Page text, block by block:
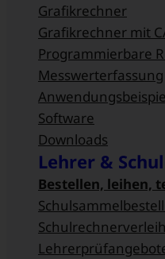
Grafikrechner
Grafikrechner mit
Programmierbare
Messwert­erfassung
Software
Downloads
Lehrer &
Bestellen, leihen,
Schulrechnerverleih